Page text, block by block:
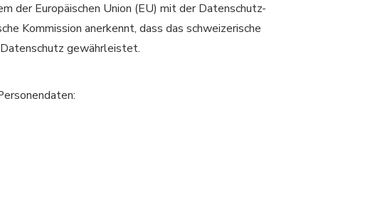
der Europäischen Union (EU) mit der Datenschutz-
Kommission anerkennt, dass das schweizerische
gewährleistet.